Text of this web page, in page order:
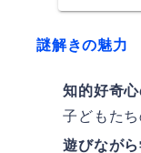
ル」で公開し
謎解きの魅力
知的好奇
子どもた
遊びなが